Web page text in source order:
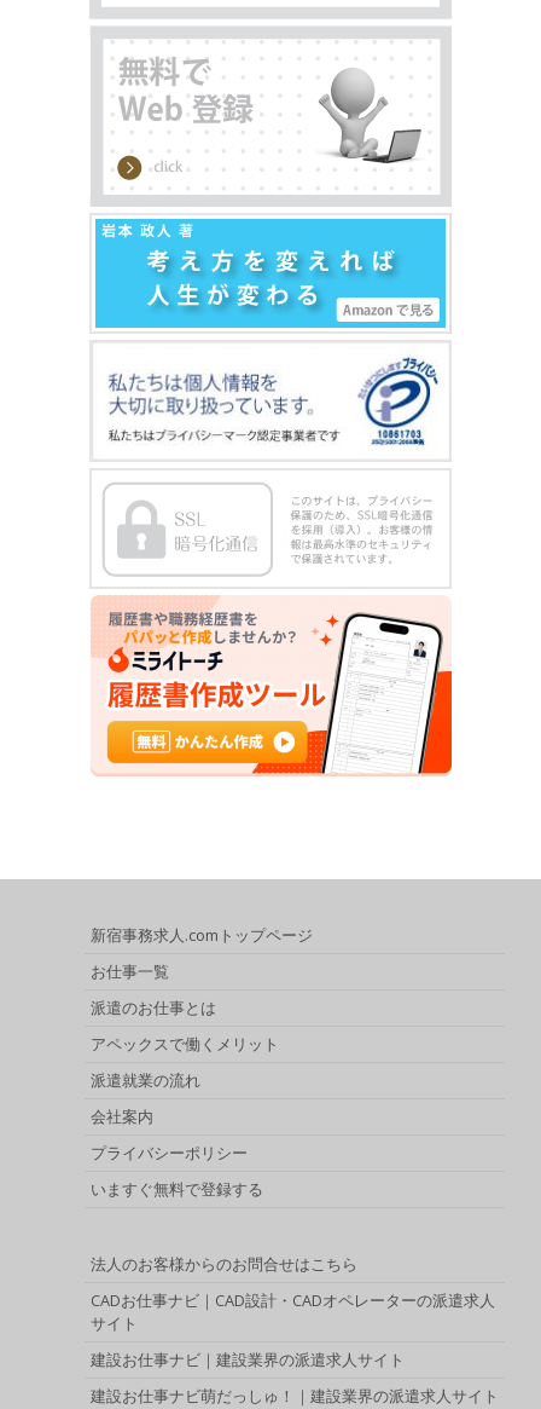
新宿事務求人.comトップページ
お仕事一覧
派遣のお仕事とは
アペックスで働くメリット
派遣就業の流れ
会社案内
プライバシーポリシー
いますぐ無料で登録する
法人のお客様からのお問合せはこちら
CADお仕事ナビ｜CAD設計・CADオペレーターの派遣求人
サイト
建設お仕事ナビ｜建設業界の派遣求人サイト
建設お仕事ナビ萌だっしゅ！｜建設業界の派遣求人サイト